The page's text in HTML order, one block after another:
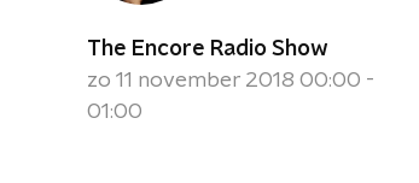
The Encore Radio Show
zo 11 november 2018 00:00 -
01:00